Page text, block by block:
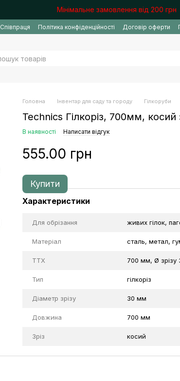
Мінімальне замовлення від 200 грн
Співпраця Політика конфіденційності Договір оферти
Головна Інвентар для саду та городу Гілкоруби
Technics Гілкоріз, 700мм, косий
В наявності Написати відгук
555.00 грн
Купити
Характеристики
Для обрізання живих гілок,
Матеріал сталь, метал,
TTX 700 мм, Ø зрізу
Тип гілкоріз
Діаметр зрізу 30 мм
Довжина 700 мм
Зріз косий